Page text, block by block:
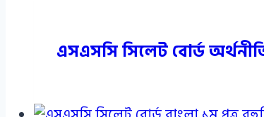
এসএসসি সিলেট বোর্ড